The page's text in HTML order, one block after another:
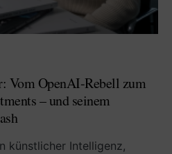
Vom OpenAI-Rebell zum
– und seinem
künstlicher Intelligenz,